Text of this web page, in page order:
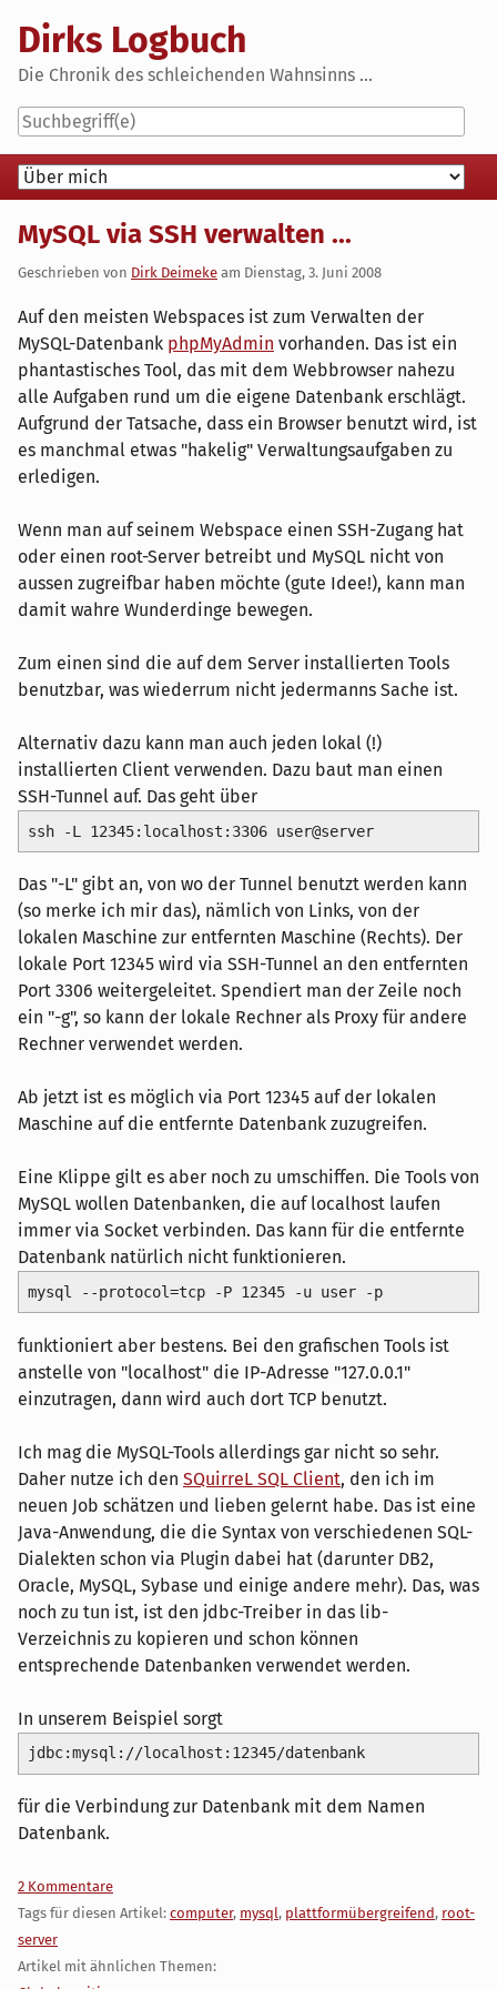
content
Dirks Logbuch
Die Chronik des schleichenden Wahnsinns ...
Navigation
MySQL via SSH verwalten ...
Geschrieben von Dirk Deimeke am Dienstag, 3. Juni 2008
Auf den meisten Webspaces ist zum Verwalten der
MySQL-Datenbank phpMyAdmin vorhanden. Das ist ein
phantastisches Tool, das mit dem Webbrowser nahezu
alle Aufgaben rund um die eigene Datenbank erschlägt.
Aufgrund der Tatsache, dass ein Browser benutzt wird, ist
es manchmal etwas "hakelig" Verwaltungsaufgaben zu
erledigen.
Wenn man auf seinem Webspace einen SSH-Zugang hat
oder einen root-Server betreibt und MySQL nicht von
aussen zugreifbar haben möchte (gute Idee!), kann man
damit wahre Wunderdinge bewegen.
Zum einen sind die auf dem Server installierten Tools
benutzbar, was wiederrum nicht jedermanns Sache ist.
Alternativ dazu kann man auch jeden lokal (!)
installierten Client verwenden. Dazu baut man einen
SSH-Tunnel auf. Das geht über
ssh -L 12345:localhost:3306 user@server
Das "-L" gibt an, von wo der Tunnel benutzt werden kann
(so merke ich mir das), nämlich von Links, von der
lokalen Maschine zur entfernten Maschine (Rechts). Der
lokale Port 12345 wird via SSH-Tunnel an den entfernten
Port 3306 weitergeleitet. Spendiert man der Zeile noch
ein "-g", so kann der lokale Rechner als Proxy für andere
Rechner verwendet werden.
Ab jetzt ist es möglich via Port 12345 auf der lokalen
Maschine auf die entfernte Datenbank zuzugreifen.
Eine Klippe gilt es aber noch zu umschiffen. Die Tools von
MySQL wollen Datenbanken, die auf localhost laufen
immer via Socket verbinden. Das kann für die entfernte
Datenbank natürlich nicht funktionieren.
mysql --protocol=tcp -P 12345 -u user -p
funktioniert aber bestens. Bei den grafischen Tools ist
anstelle von "localhost" die IP-Adresse "127.0.0.1"
einzutragen, dann wird auch dort TCP benutzt.
Ich mag die MySQL-Tools allerdings gar nicht so sehr.
Daher nutze ich den SQuirreL SQL Client, den ich im
neuen Job schätzen und lieben gelernt habe. Das ist eine
Java-Anwendung, die die Syntax von verschiedenen SQL-
Dialekten schon via Plugin dabei hat (darunter DB2,
Oracle, MySQL, Sybase und einige andere mehr). Das, was
noch zu tun ist, ist den jdbc-Treiber in das lib-
Verzeichnis zu kopieren und schon können
entsprechende Datenbanken verwendet werden.
In unserem Beispiel sorgt
jdbc:mysql://localhost:12345/datenbank
für die Verbindung zur Datenbank mit dem Namen
Datenbank.
2 Kommentare
Tags für diesen Artikel: computer, mysql, plattformübergreifend, root-
server
Artikel mit ähnlichen Themen: